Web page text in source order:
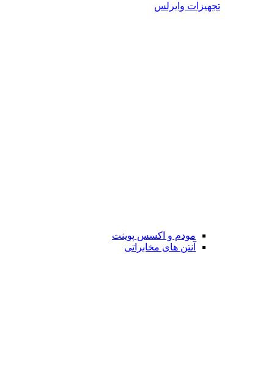
تجهیزات وایرلس
مودم و اکسس پوینت
آنتن های مخابراتی